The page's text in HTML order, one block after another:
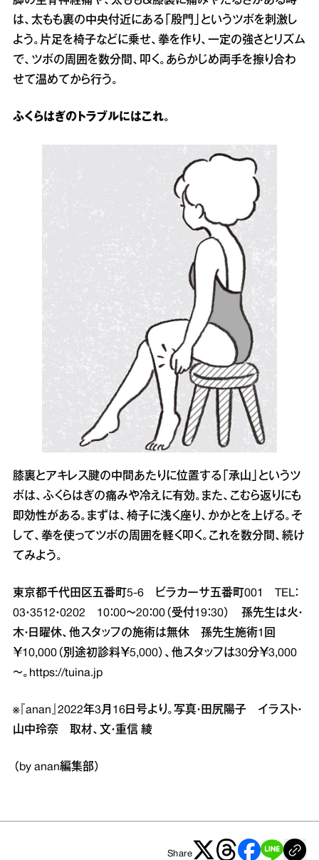
は、太もも裏の中央付近にある「殷門」というツボを刺激し
よう。片足を椅子などに乗せ、拳を作り、一定の強さとリズム
で、ツボの周囲を数分間、叩く。あらかじめ両手を擦り合わ
せて温めてから行う。
ふくらはぎのトラブルにはこれ。
膝裏とアキレス腱の中間あたりに位置する「承山」というツ
ボは、ふくらはぎの痛みや冷えに有効。また、こむら返りにも
即効性がある。まずは、椅子に浅く座り、かかとを上げる。そ
して、拳を使ってツボの周囲を軽く叩く。これを数分間、続け
てみよう。
東京都千代田区五番町5‐6 ビラカーサ五番町001 TEL：
03・3512・0202 10：00～20：00（受付19：30） 孫先生は火・
木・日曜休、他スタッフの施術は無休 孫先生施術1回
￥10,000（別途初診料￥5,000）、他スタッフは30分￥3,000
～。 https://tuina.jp
※『anan』2022年3月16日号より。写真・田尻陽子 イラスト・
山中玲奈 取材、文・重信 綾
（by anan編集部）
Share